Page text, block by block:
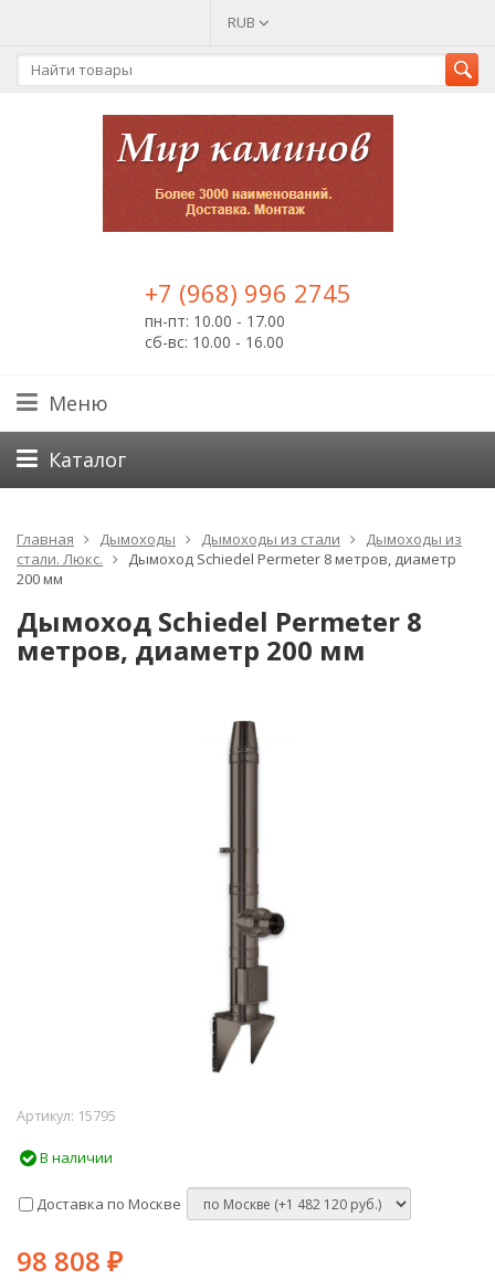
RUB
+7 (968) 996 2745
пн-пт: 10.00 - 17.00
сб-вс: 10.00 - 16.00
Меню
Каталог
Главная Дымоходы Дымоходы из стали
Дымоходы из
стали. Люкс.
Дымоход Schiedel Permeter 8 метров, диаметр
200 мм
Дымоход Schiedel Permeter 8
метров, диаметр 200 мм
Артикул: 15795
В наличии
Доставка по Москве
98 808 ₽